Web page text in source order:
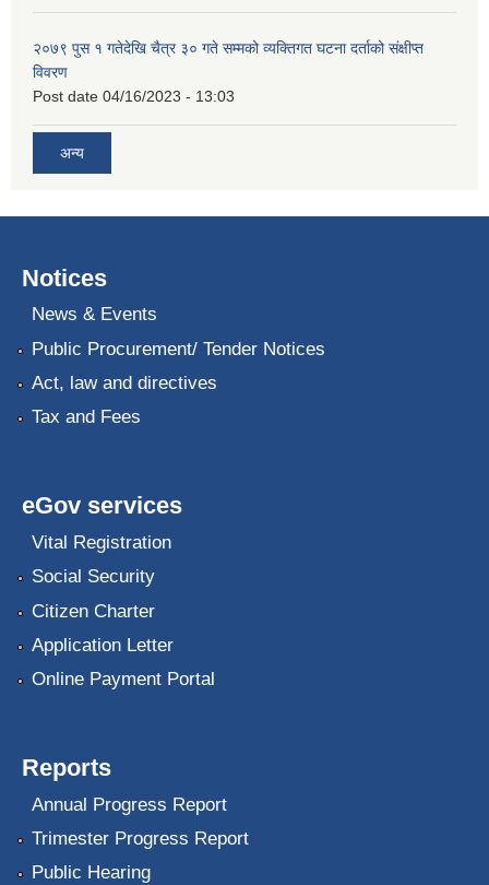
२०७९ पुस १ गतेदेखि चैत्र ३० गते सम्मको व्यक्तिगत घटना दर्ताको संक्षीप्त
विवरण
Post date 04/16/2023 - 13:03
अन्य
Notices
News & Events
Public Procurement/ Tender Notices
Act, law and directives
Tax and Fees
eGov services
Vital Registration
Social Security
Citizen Charter
Application Letter
Online Payment Portal
Reports
Annual Progress Report
Trimester Progress Report
Public Hearing